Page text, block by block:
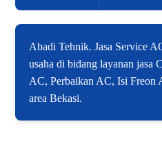
Abadi Tehnik. Jasa Service
usaha di bidang layanan jasa
AC, Perbaikan AC, Isi Freon
area Bekasi.